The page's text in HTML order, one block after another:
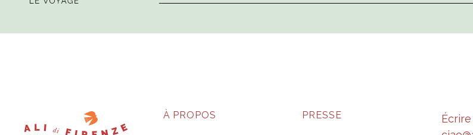
À PROPOS PRESSE